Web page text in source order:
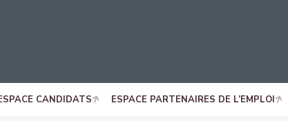
CANDIDATS ESPACE PARTENAIRES DE L’EMPLOI